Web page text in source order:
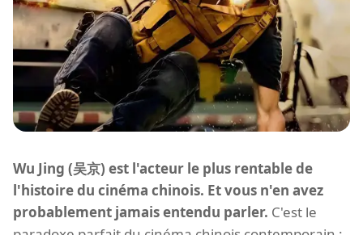
Wu Jing (吴京) est l'acteur le plus rentable de
l'histoire du cinéma chinois. Et vous n'en avez
probablement jamais entendu parler. C'est le